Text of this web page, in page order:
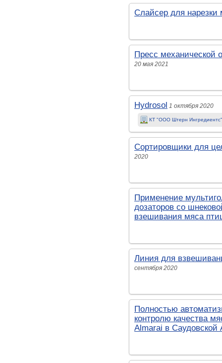
Слайсер для нарезки
Пресс
20 мая 2021
Hydrosol 1 октября 2020
КТ "ООО Штерн Ингредиентс"
Сортировщики для
2020
Применение
дозаторов со
взешивания мяса
Линия для
сентября 2020
Полностью
контролю качества
Almarai в Саудовской